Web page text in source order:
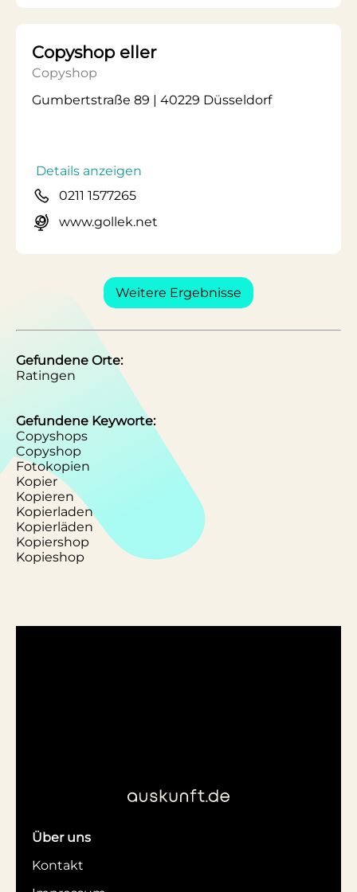
Copyshop eller
Copyshop
Gumbertstraße 89 | 40229 Düsseldorf
Details anzeigen
0211 1577265
www.gollek.net
Weitere Ergebnisse
Gefundene Orte:
Ratingen
Gefundene Keyworte:
Copyshops
Copyshop
Fotokopien
Kopier
Kopieren
Kopierladen
Kopierläden
Kopiershop
Kopieshop
Über uns
Kontakt